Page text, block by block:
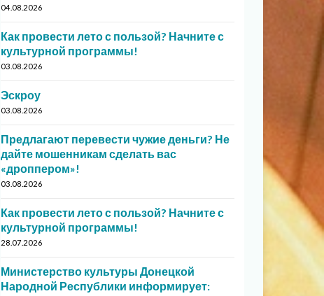
04.08.2026
Как провести лето с пользой? Начните с
культурной программы!
03.08.2026
Эскроу
03.08.2026
Предлагают перевести чужие деньги? Не
дайте мошенникам сделать вас
«дроппером»!
03.08.2026
Как провести лето с пользой? Начните с
культурной программы!
28.07.2026
Министерство культуры Донецкой
Народной Республики информирует: